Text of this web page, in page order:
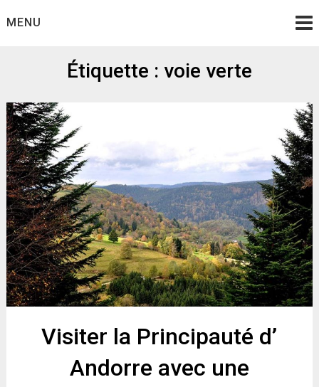
toMENU
Étiquette : voie verte
Visiter la Principauté d’
Andorre avec une